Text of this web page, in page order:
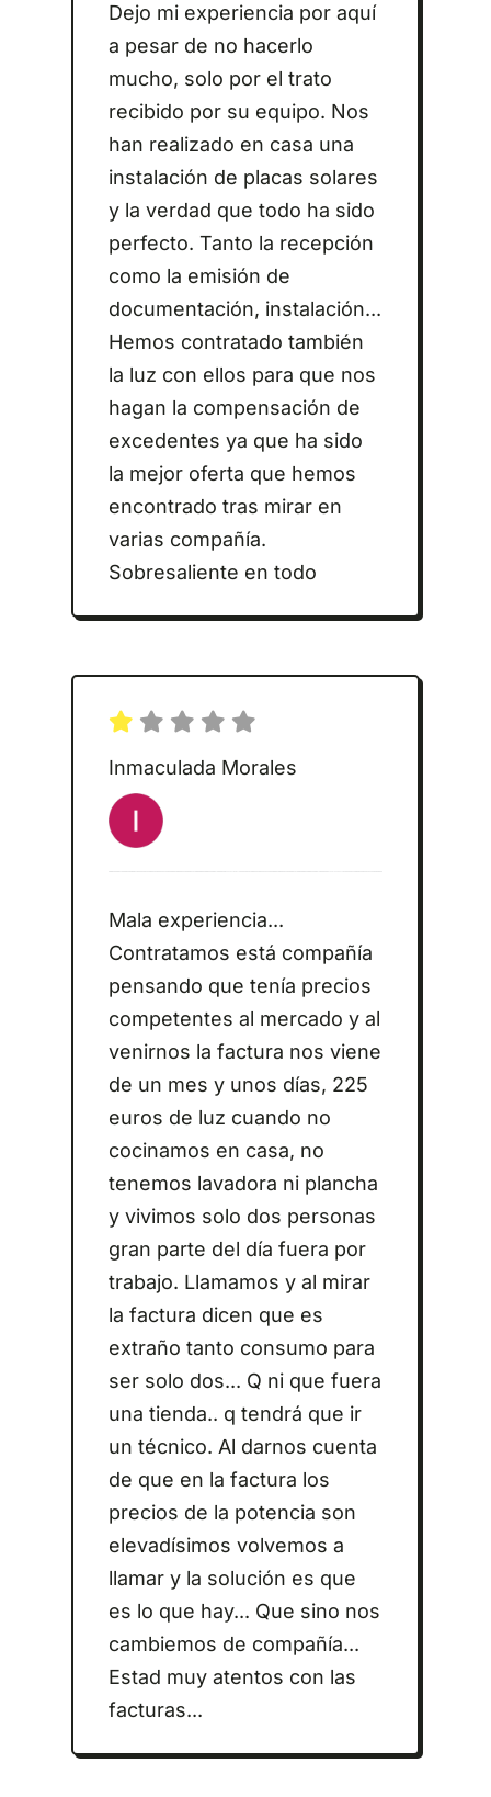
Dejo mi experiencia por aquí
a pesar de no hacerlo
mucho, solo por el trato
recibido por su equipo. Nos
han realizado en casa una
instalación de placas solares
y la verdad que todo ha sido
perfecto. Tanto la recepción
como la emisión de
documentación, instalación...
Hemos contratado también
la luz con ellos para que nos
hagan la compensación de
excedentes ya que ha sido
la mejor oferta que hemos
encontrado tras mirar en
varias compañía.
Sobresaliente en todo
Inmaculada Morales
Mala experiencia...
Contratamos está compañía
pensando que tenía precios
competentes al mercado y al
venirnos la factura nos viene
de un mes y unos días, 225
euros de luz cuando no
cocinamos en casa, no
tenemos lavadora ni plancha
y vivimos solo dos personas
gran parte del día fuera por
trabajo. Llamamos y al mirar
la factura dicen que es
extraño tanto consumo para
ser solo dos... Q ni que fuera
una tienda.. q tendrá que ir
un técnico. Al darnos cuenta
de que en la factura los
precios de la potencia son
elevadísimos volvemos a
llamar y la solución es que
es lo que hay... Que sino nos
cambiemos de compañía...
Estad muy atentos con las
facturas...